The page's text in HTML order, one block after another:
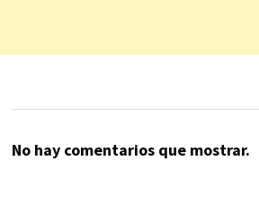
No hay comentarios que mostrar.